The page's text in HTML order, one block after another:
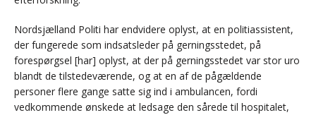
Nordsjælland Politi har endvidere oplyst, at en politiassistent,
der fungerede som indsatsleder på gerningsstedet, på
forespørgsel [har] oplyst, at der på gerningsstedet var stor uro
blandt de tilstedeværende, og at en af de pågældende
personer flere gange satte sig ind i ambulancen, fordi
vedkommende ønskede at ledsage den sårede til hospitalet,